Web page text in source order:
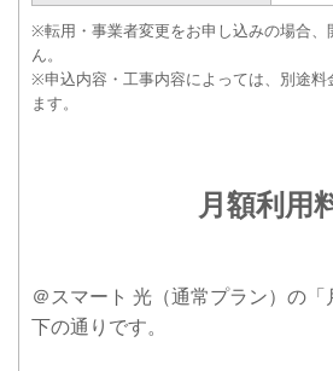
※転用・事業者変更をお申し込みの場合、
ん。
※申込内容・工事内容によっては、別途料
ます。
月額利用
＠スマート 光（通常プラン）の
下の通りです。